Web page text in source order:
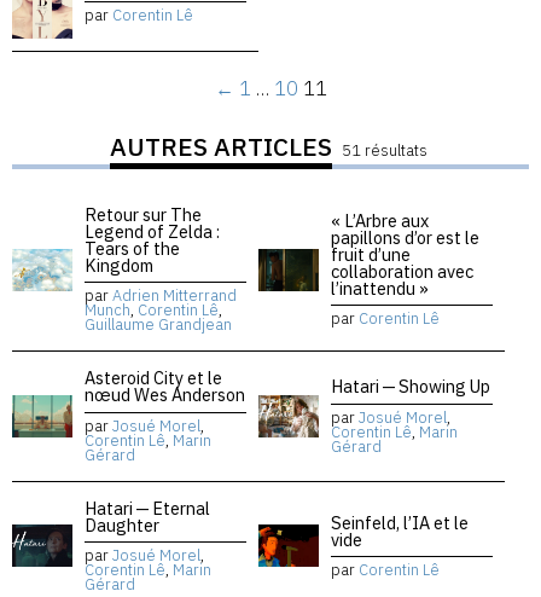
par Corentin Lê
← 1 … 10 11
AUTRES ARTICLES 51 résultats
Retour sur The
Legend of Zelda :
Tears of the
Kingdom
parAdrien Mitterrand
Munch, Corentin Lê,
Guillaume Grandjean
« L’Arbre aux
papillons d’or est le
fruit d’une
collaboration avec
l’inattendu »
par Corentin Lê
Asteroid City et le
nœud Wes Anderson
parJosué Morel,
Corentin Lê, Marin
Gérard
Hatari — Showing Up
parJosué Morel,
Corentin Lê, Marin
Gérard
Hatari — Eternal
Daughter
parJosué Morel,
Corentin Lê, Marin
Gérard
Seinfeld, l’IA et le
vide
par Corentin Lê